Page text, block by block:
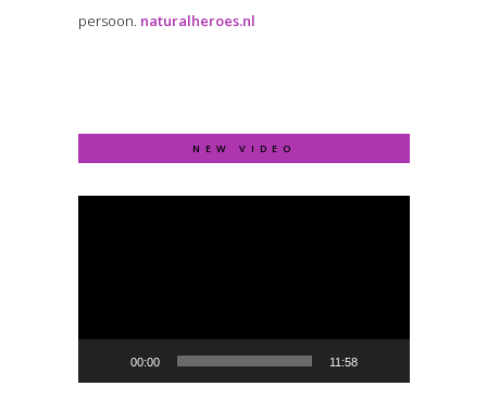
persoon. naturalheroes.nl
NEW VIDEO
Video
00:00 11:58